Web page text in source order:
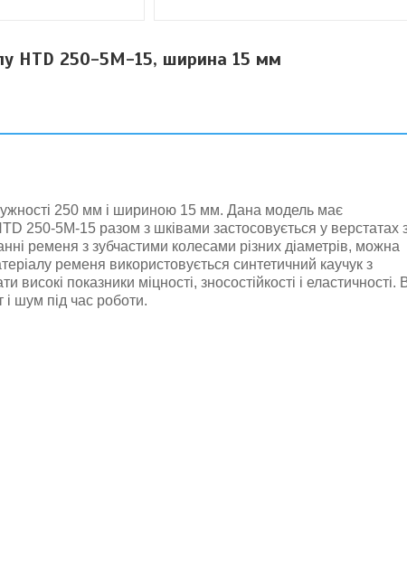
HTD 250-5M-15, ширина 15 мм
250 мм і шириною 15 мм. Дана модель має
250-5M-15 разом з шківами застосовується у верстатах
ременя з зубчастими колесами різних діаметрів, можна
ременя використовується синтетичний каучук з
високі показники міцності, зносостійкості і еластичності.
шум під час роботи.